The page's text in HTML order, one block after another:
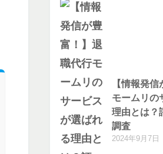
【情報発
モームリの
理由とは？
調査
2024年9月7日